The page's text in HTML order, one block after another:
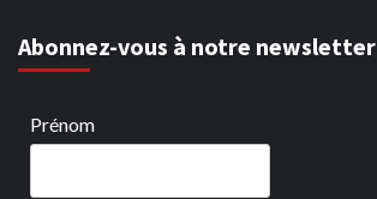
Abonnez-vous à notre newsletter
Prénom